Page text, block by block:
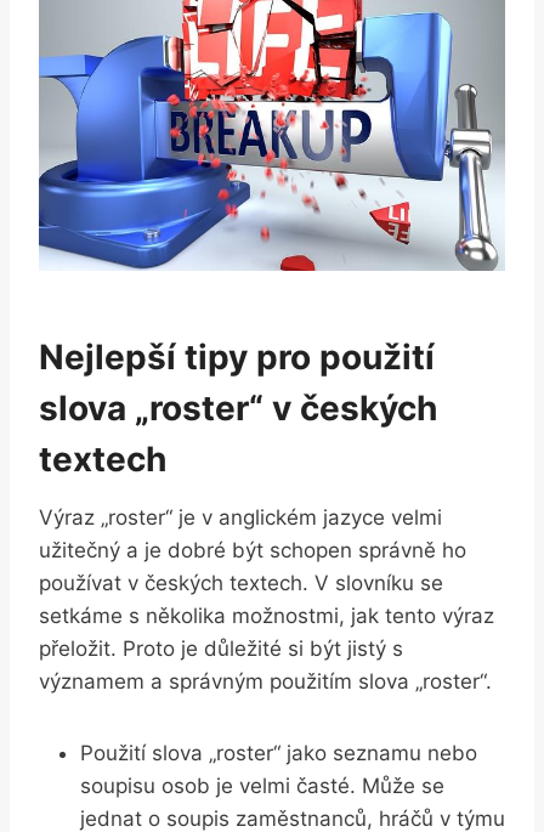
Nejlepší tipy pro použití
slova „roster“ v českých
textech
Výraz „roster“ je v anglickém jazyce velmi
užitečný a je dobré být schopen správně ho
používat v českých textech. V slovníku se
setkáme s několika možnostmi, jak tento výraz
přeložit. Proto je důležité si být jistý s
významem a správným použitím slova „roster“.
Použití slova „roster“ jako seznamu nebo
soupisu osob je velmi časté. Může se
jednat o soupis zaměstnanců, hráčů v týmu